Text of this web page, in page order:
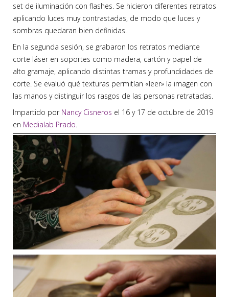
set de iluminación con flashes. Se hicieron diferentes retratos
aplicando luces muy contrastadas, de modo que luces y
sombras quedaran bien definidas.
En la segunda sesión, se grabaron los retratos mediante
corte láser en soportes como madera, cartón y papel de
alto gramaje, aplicando distintas tramas y profundidades de
corte. Se evaluó qué texturas permitían «leer» la imagen con
las manos y distinguir los rasgos de las personas retratadas.
Impartido por Nancy Cisneros el 16 y 17 de octubre de 2019
en Medialab Prado.